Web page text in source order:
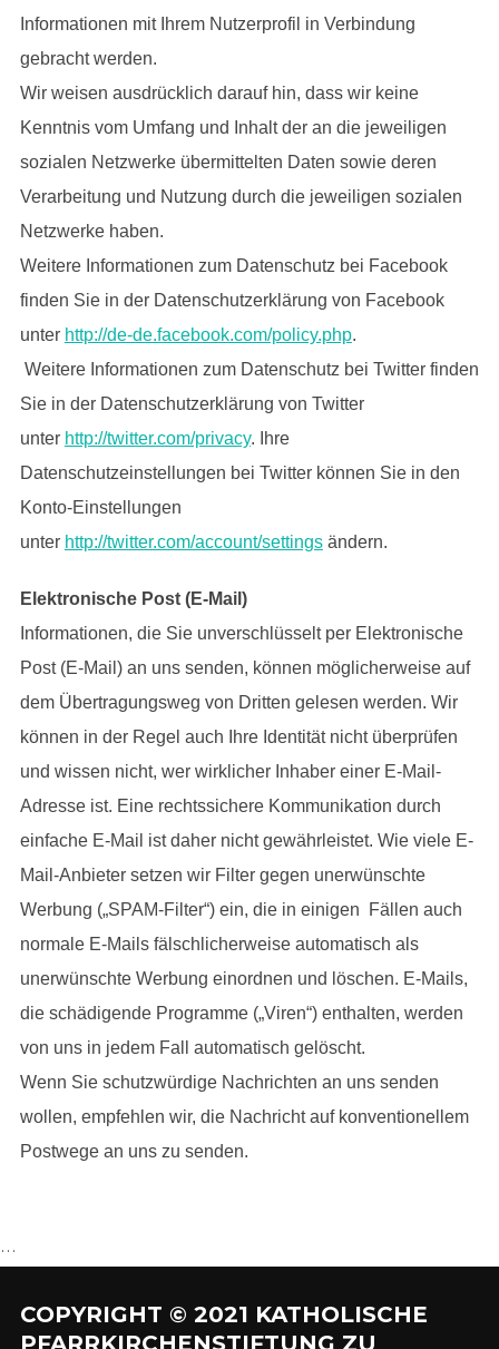
Informationen mit Ihrem Nutzerprofil in Verbindung
gebracht werden.
Wir weisen ausdrücklich darauf hin, dass wir keine
Kenntnis vom Umfang und Inhalt der an die jeweiligen
sozialen Netzwerke übermittelten Daten sowie deren
Verarbeitung und Nutzung durch die jeweiligen sozialen
Netzwerke haben.
Weitere Informationen zum Datenschutz bei Facebook
finden Sie in der Datenschutzerklärung von Facebook
unter http://de-de.facebook.com/policy.php.
Weitere Informationen zum Datenschutz bei Twitter finden
Sie in der Datenschutzerklärung von Twitter
unter http://twitter.com/privacy. Ihre
Datenschutzeinstellungen bei Twitter können Sie in den
Konto-Einstellungen
unter http://twitter.com/account/settingsändern.
Elektronische Post (E-Mail)
Informationen, die Sie unverschlüsselt per Elektronische
Post (E-Mail) an uns senden, können möglicherweise auf
dem Übertragungsweg von Dritten gelesen werden. Wir
können in der Regel auch Ihre Identität nicht überprüfen
und wissen nicht, wer wirklicher Inhaber einer E-Mail-
Adresse ist. Eine rechtssichere Kommunikation durch
einfache E-Mail ist daher nicht gewährleistet. Wie viele E-
Mail-Anbieter setzen wir Filter gegen unerwünschte
Werbung („SPAM-Filter“) ein, die in einigen Fällen auch
normale E-Mails fälschlicherweise automatisch als
unerwünschte Werbung einordnen und löschen. E-Mails,
die schädigende Programme („Viren“) enthalten, werden
von uns in jedem Fall automatisch gelöscht.
Wenn Sie schutzwürdige Nachrichten an uns senden
wollen, empfehlen wir, die Nachricht auf konventionellem
Postwege an uns zu senden.
…
COPYRIGHT © 2021 KATHOLISCHE
PFARRKIRCHENSTIFTUNG ZU